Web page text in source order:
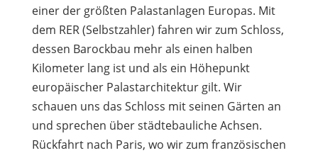
einer der größten Palastanlagen Europas. Mit
dem RER (Selbstzahler) fahren wir zum Schloss,
dessen Barockbau mehr als einen halben
Kilometer lang ist und als ein Höhepunkt
europäischer Palastarchitektur gilt. Wir
schauen uns das Schloss mit seinen Gärten an
und sprechen über städtebauliche Achsen.
Rückfahrt nach Paris, wo wir zum französischen